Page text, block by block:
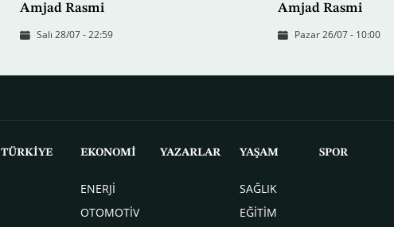
Amjad Rasmi
Salı 28/07 - 22:59
Amjad Rasmi
Pazar 26/07 - 10:00
TÜRKİYE EKONOMİ
ENERJİ
OTOMOTİV
YAZARLAR YAŞAM
SAĞLIK
EĞİTİM
SPOR